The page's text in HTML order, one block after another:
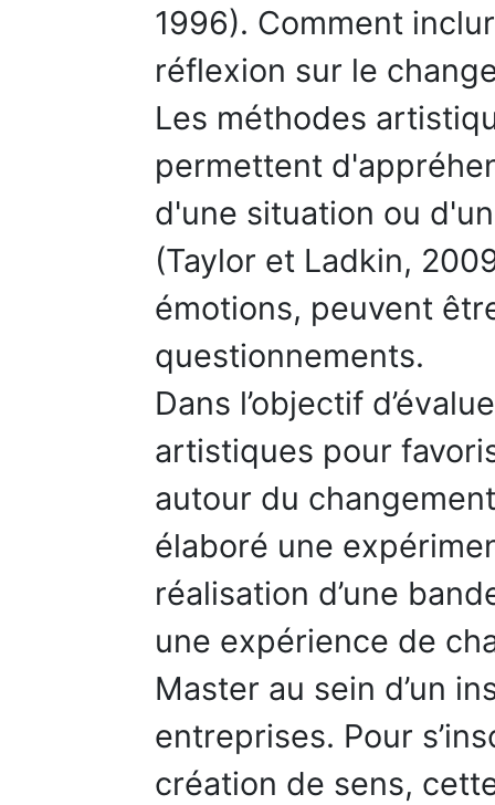
1996). Comment
réflexion sur le
Les méthodes
permettent
d'une situation ou
(Taylor et Ladkin,
émotions, peuvent
questionnements.
Dans l’objectif
artistiques pour
autour du
élaboré une
réalisation d’une
une expérience de
Master au sein d’un
entreprises. Pour
création de sens,